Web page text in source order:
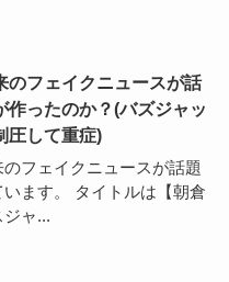
のフェイクニュースが話
作ったのか？(バズジャッ
圧して重症)
フェイクニュースが話題
います。 タイトルは【朝倉
ャ...